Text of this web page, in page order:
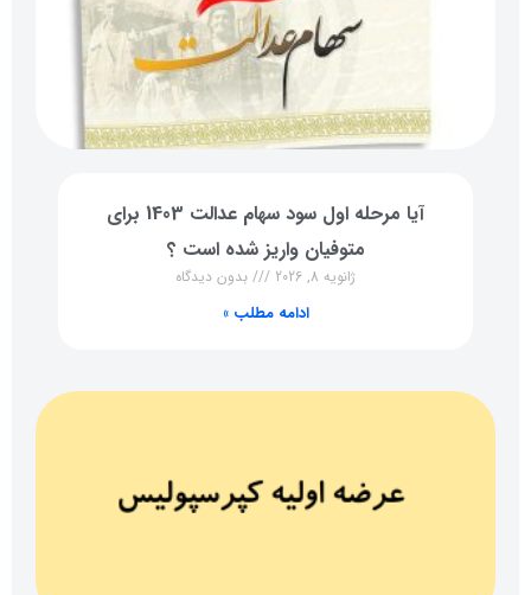
آیا مرحله اول سود سهام عدالت 1403 برای
متوفیان واریز شده است ؟
ژانویه 8, 2026 بدون دیدگاه
ادامه مطلب »